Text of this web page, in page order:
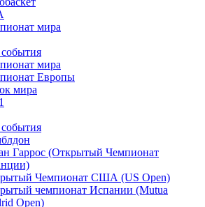
мира
мира
Европы
мира
Гаррос (Открытый Чемпионат
Чемпионат США (US Open)
чемпионат Испании (Mutua
Open)